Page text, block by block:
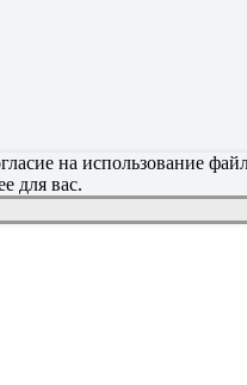
на использование
для вас.